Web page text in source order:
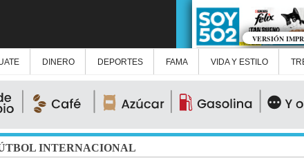
VERSIÓN
DINERO DEPORTES FAMA VIDA Y ESTILO
INTERNACIONAL